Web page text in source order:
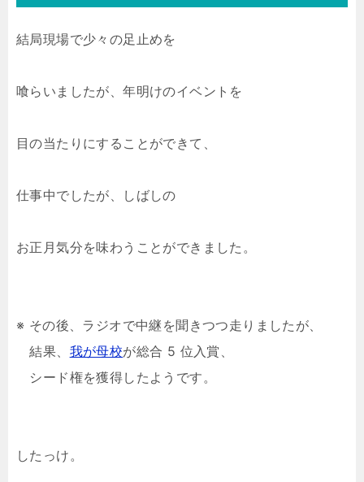
結局現場で少々の足止めを
喰らいましたが、年明けのイベントを
目の当たりにすることができて、
仕事中でしたが、しばしの
お正月気分を味わうことができました。
※ その後、ラジオで中継を聞きつつ走りましたが、
結果、 我が母校が総合 5 位入賞、
シード権を獲得したようです。
したっけ。